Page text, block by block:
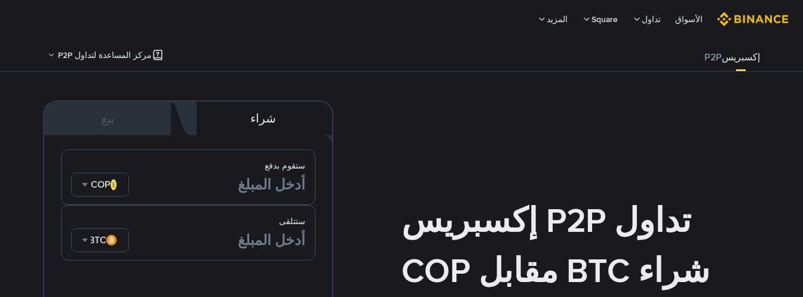
الأسواق تداول Square المزيد
إكسبريسP2P مركز المساعدة لتداول P2P
تداول P2P إكسبريس
شراء BTC مقابل COP
شراء بيع
ستقوم بدفع
COP
ستتلقى
BTC